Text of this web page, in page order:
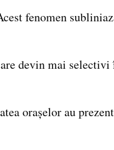
fenomen
devin mai selectivi
orașelor au